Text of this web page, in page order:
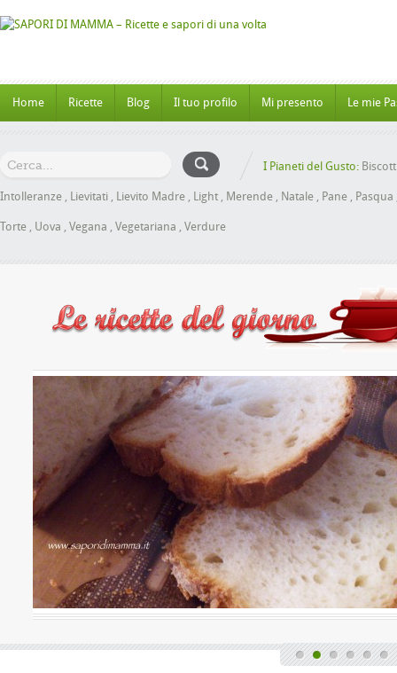
Home Ricette Blog Il tuo profilo Mi presento Le mie
I Pianeti del Gusto:
Intolleranze , Lievitati , Lievito Madre , Light , Merende , Natale , Pane , Pasqua
Torte , Uova , Vegana , Vegetariana , Verdure
al Miele senza
Valutazione media: (0 / 5)
finita la fatica del lavoro settimanale
mi dedico alla mia grande passione.
panbrioche salutare per la ...